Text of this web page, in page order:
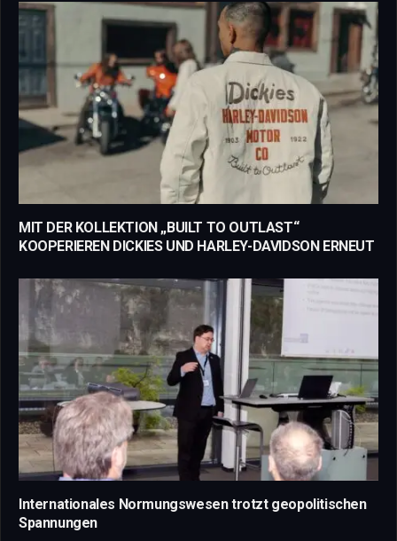
MIT DER KOLLEKTION „BUILT TO OUTLAST“
KOOPERIEREN DICKIES UND HARLEY-DAVIDSON ERNEUT
Internationales Normungswesen trotzt geopolitischen
Spannungen